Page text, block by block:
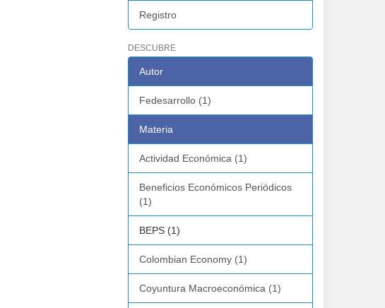
Registro
DESCUBRE
Autor
Fedesarrollo (1)
Materia
Actividad Económica (1)
Beneficios Económicos Periódicos
(1)
BEPS (1)
Colombian Economy (1)
Coyuntura Macroeconómica (1)